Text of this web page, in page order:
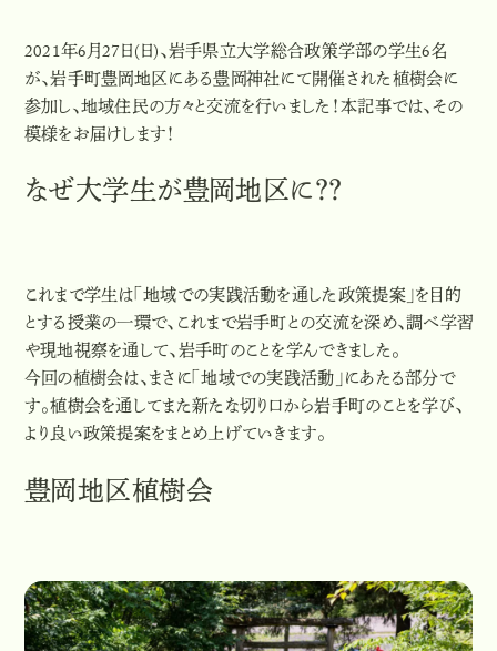
2021年6月27日(日)、岩手県立大学総合政策学部の学生6名
が、岩手町豊岡地区にある豊岡神社にて開催された植樹会に
参加し、地域住民の方々と交流を行いました！本記事では、その
模様をお届けします！
なぜ大学生が豊岡地区に？？
これまで学生は「地域での実践活動を通した政策提案」を目的
とする授業の一環で、これまで岩手町との交流を深め、調べ学習
や現地視察を通して、岩手町のことを学んできました。
今回の植樹会は、まさに「地域での実践活動」にあたる部分で
す。植樹会を通してまた新たな切り口から岩手町のことを学び、
より良い政策提案をまとめ上げていきます。
豊岡地区植樹会